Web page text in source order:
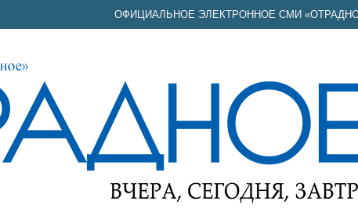
ОФИЦИАЛЬНОЕ ЭЛЕКТРОННОЕ СМИ